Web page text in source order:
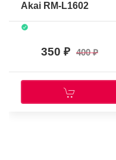
Akai RM-L1602
350 400